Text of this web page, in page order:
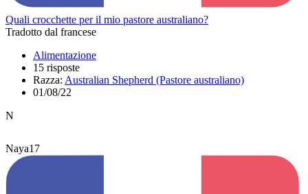
Quali crocchette per il mio pastore australiano?
Tradotto dal francese
Alimentazione
15 risposte
Razza: Australian Shepherd (Pastore australiano)
01/08/22
N
Naya17